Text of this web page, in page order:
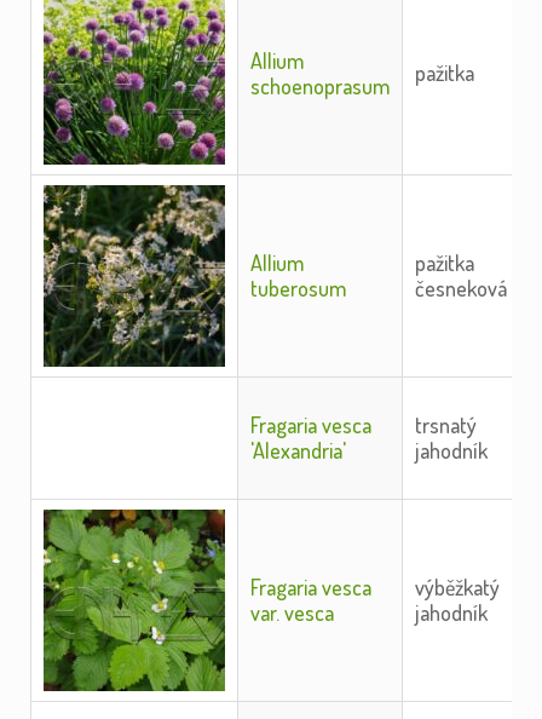
Allium
schoenoprasum
pažitka
Allium
tuberosum
pažitka
česneková
Fragaria vesca
'Alexandria'
trsnatý
jahodník
Fragaria vesca
var. vesca
výběžkatý
jahodník